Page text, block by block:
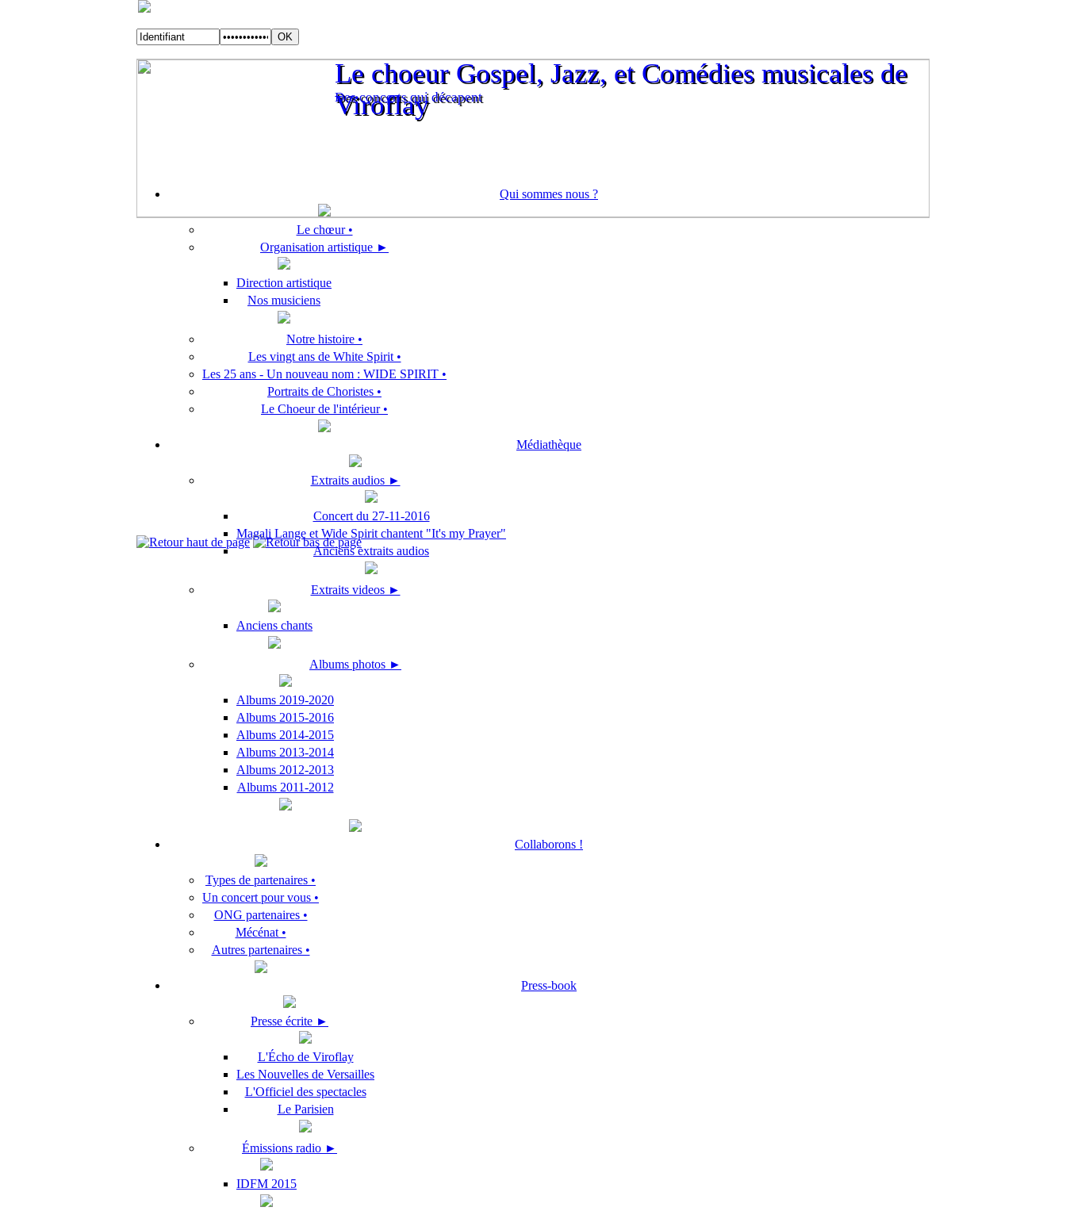
Des concerts qui décapent
Le choeur Gospel, Jazz, et Comédies musicales de
Viroflay
Des concerts qui décapent
Le choeur Gospel, Jazz, et Comédies musicales de
Viroflay
Qui sommes nous ?
Le chœur •
Organisation artistique ►
Direction artistique
Nos musiciens
Notre histoire •
Les vingt ans de White Spirit •
Les 25 ans - Un nouveau nom : WIDE SPIRIT •
Portraits de Choristes •
Le Choeur de l'intérieur •
Médiathèque
Extraits audios ►
Concert du 27-11-2016
Magali Lange et Wide Spirit chantent "It's my Prayer"
Anciens extraits audios
Extraits videos ►
Anciens chants
Albums photos ►
Albums 2019-2020
Albums 2015-2016
Albums 2014-2015
Albums 2013-2014
Albums 2012-2013
Albums 2011-2012
Collaborons !
Types de partenaires •
Un concert pour vous •
ONG partenaires •
Mécénat •
Autres partenaires •
Press-book
Presse écrite ►
L'Écho de Viroflay
Les Nouvelles de Versailles
L'Officiel des spectacles
Le Parisien
Émissions radio ►
IDFM 2015